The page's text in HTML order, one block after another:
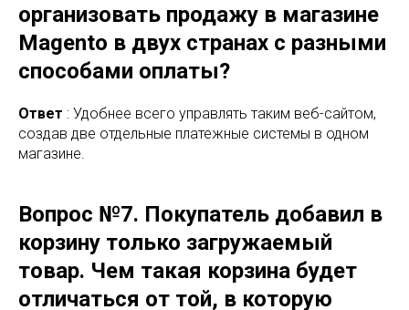
организовать продажу в магазине
Magento в двух странах с разными
способами оплаты?
Ответ : Удобнее всего управлять таким веб-сайтом,
создав две отдельные платежные системы в одном
магазине.
Вопрос №7. Покупатель добавил в
корзину только загружаемый
товар. Чем такая корзина будет
отличаться от той, в которую